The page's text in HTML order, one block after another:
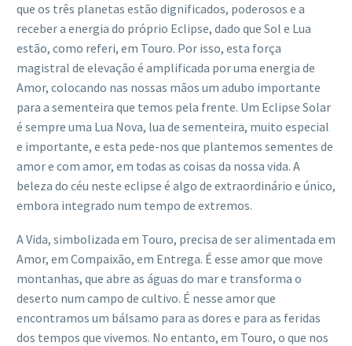
que os três planetas estão dignificados, poderosos e a
receber a energia do próprio Eclipse, dado que Sol e Lua
estão, como referi, em Touro. Por isso, esta força
magistral de elevação é amplificada por uma energia de
Amor, colocando nas nossas mãos um adubo importante
para a sementeira que temos pela frente. Um Eclipse Solar
é sempre uma Lua Nova, lua de sementeira, muito especial
e importante, e esta pede-nos que plantemos sementes de
amor e com amor, em todas as coisas da nossa vida. A
beleza do céu neste eclipse é algo de extraordinário e único,
embora integrado num tempo de extremos.
A Vida, simbolizada em Touro, precisa de ser alimentada em
Amor, em Compaixão, em Entrega. É esse amor que move
montanhas, que abre as águas do mar e transforma o
deserto num campo de cultivo. É nesse amor que
encontramos um bálsamo para as dores e para as feridas
dos tempos que vivemos. No entanto, em Touro, o que nos